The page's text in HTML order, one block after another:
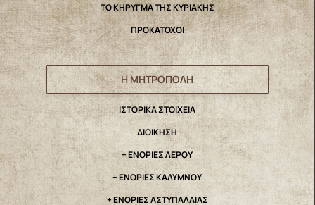
ΤΟ ΚΗΡΥΓΜΑ ΤΗΣ ΚΥΡΙΑΚΗΣ
ΠΡΟΚΑΤΟΧΟΙ
Η ΜΗΤΡΟΠΟΛΗ
IΣΤΟΡΙΚΑ ΣΤΟΙΧΕΙΑ
ΔΙΟΙΚΗΣΗ
+ ΕΝΟΡΙΕΣ ΛΕΡΟΥ
+ ΕΝΟΡΙΕΣ ΚΑΛΥΜΝΟΥ
+ ΕΝΟΡΙΕΣ ΑΣΤΥΠΑΛΑΙΑΣ